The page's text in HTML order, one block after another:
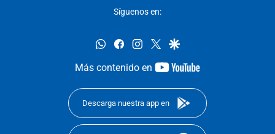
Síguenos en:
whatsappfacebookinstagram
twittergoogle
Más contenido en
youtube-
Descarga nuestra app en